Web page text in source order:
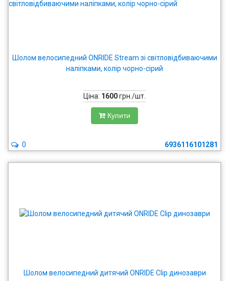
Шолом велосипедний ONRIDE Stream зі світловідбиваючими
наліпками, колір чорно-сірий
Ціна: 1600грн./шт.
Купити
6936116101281
0
Шолом велосипедний дитячий ONRIDE Clip динозаври